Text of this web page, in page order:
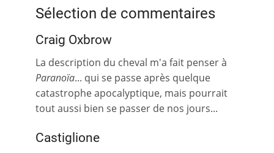
Sélection de commentaires
Craig Oxbrow
La description du cheval m'a fait penser à
Paranoïa... qui se passe après quelque
catastrophe apocalyptique, mais pourrait
tout aussi bien se passer de nos jours...
Castiglione